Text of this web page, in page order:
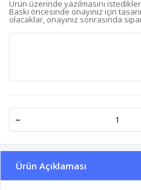
Ürün üzerinde yazılmasını
Baskı öncesinde onayınız için
olacaklar, onayınız sonrasında
-
Ürün Açıklaması